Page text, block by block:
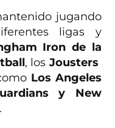
jugando
ligas y
Iron de la
, los Jousters
Los Angeles
y New